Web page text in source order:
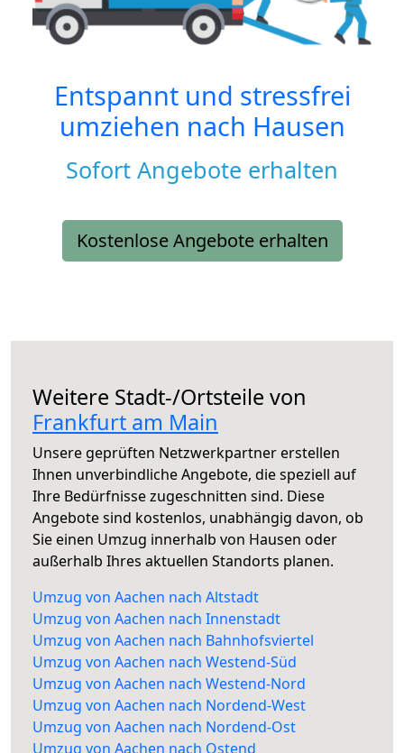
Entspannt und stressfrei
umziehen nach Hausen
Sofort Angebote erhalten
Kostenlose Angebote erhalten
Weitere Stadt-/Ortsteile von
Frankfurt am Main
Unsere geprüften Netzwerkpartner erstellen
Ihnen unverbindliche Angebote, die speziell auf
Ihre Bedürfnisse zugeschnitten sind. Diese
Angebote sind kostenlos, unabhängig davon, ob
Sie einen Umzug innerhalb von Hausen oder
außerhalb Ihres aktuellen Standorts planen.
Umzug von Aachen nach Altstadt
Umzug von Aachen nach Innenstadt
Umzug von Aachen nach Bahnhofsviertel
Umzug von Aachen nach Westend-Süd
Umzug von Aachen nach Westend-Nord
Umzug von Aachen nach Nordend-West
Umzug von Aachen nach Nordend-Ost
Umzug von Aachen nach Ostend